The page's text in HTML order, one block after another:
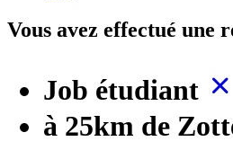
Vous avez effectué une
Job étudiant
à 25km de